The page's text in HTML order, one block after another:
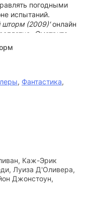
погодными
испытаний.
шторм (2009)'онлайн
Смотрите
Full HD
и на любом
, Фантастика,
Каж-Эрик
Луиза Д'Оливера,
Джонстоун,